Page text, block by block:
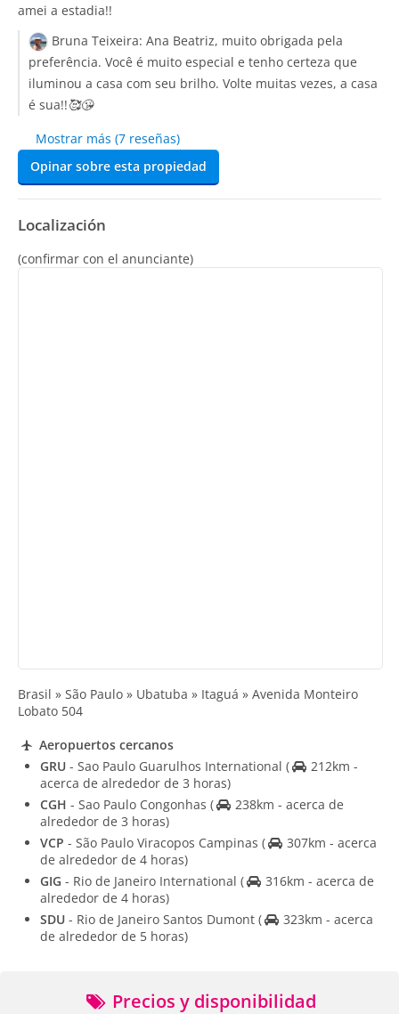
amei a estadia!!
Bruna Teixeira: Ana Beatriz, muito obrigada pela
preferência. Você é muito especial e tenho certeza que
iluminou a casa com seu brilho. Volte muitas vezes, a casa
é sua!!🥰😘
Mostrar más (7 reseñas)
Opinar sobre esta propiedad
Localización
(confirmar con el anunciante)
Brasil » São Paulo » Ubatuba » Itaguá » Avenida Monteiro
Lobato 504
Aeropuertos cercanos
GRU - Sao Paulo Guarulhos International (
212km -
acerca de alrededor de 3 horas)
CGH - Sao Paulo Congonhas (
238km - acerca de
alrededor de 3 horas)
VCP - São Paulo Viracopos Campinas (
307km - acerca
de alrededor de 4 horas)
GIG - Rio de Janeiro International (
316km - acerca de
alrededor de 4 horas)
SDU - Rio de Janeiro Santos Dumont (
323km - acerca
de alrededor de 5 horas)
Precios y disponibilidad